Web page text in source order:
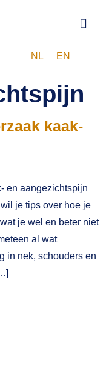
NL EN
kaak-
en aangezichtspijn
je tips over hoe je
je wel en beter niet
al wat
in nek, schouders en